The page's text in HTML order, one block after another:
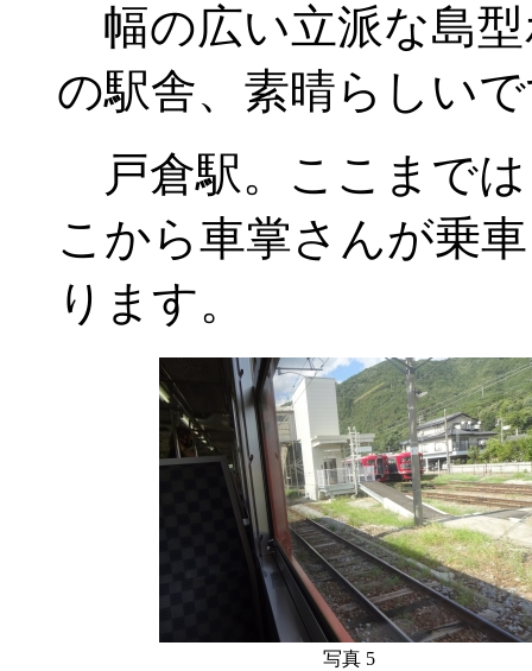
幅の広い立派な島
の駅舎、素晴らしい
戸倉駅。ここまで
こから車掌さんが乗
ります。
写真 5